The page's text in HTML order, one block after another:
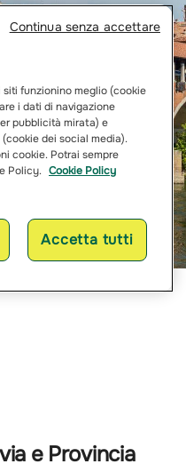
Pavia
e Provincia
siti funzionino meglio (cookie
i dati di navigazione
pubblicità mirata) e
dei social media).
cookie. Potrai sempre
Policy. Cookie Policy
Accetta tutti
Continua senza accettare